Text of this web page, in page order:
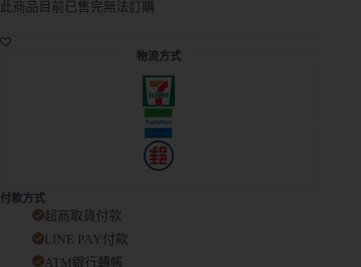
此商品目前已售完無法訂購
A
:
物流方式
付款方式
超商取貨付款
LINE PAY付款
ATM銀行轉帳